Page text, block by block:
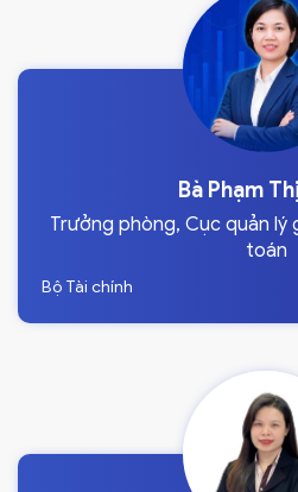
Bà Phạm
Trưởng phòng, Cục quản lý
toán
Bộ Tài chính